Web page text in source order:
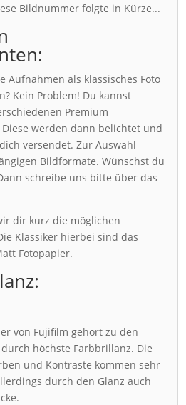
Bildnummer folgte in Kürze...
Aufnahmen als klassisches Foto
Kein Problem! Du kannst
Premium
werden dann belichtet und
versendet. Zur Auswahl
Bildformate. Wünschst du
schreibe uns bitte über das
dir kurz die möglichen
Klassiker hierbei sind das
Fotopapier.
von Fujifilm gehört zu den
höchste Farbbrillanz. Die
und Kontraste kommen sehr
durch den Glanz auch